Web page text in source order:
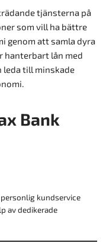
tjänsterna på
som vill ha bättre
genom att samla dyra
hanterbart lån med
leda till minskade
Bank
kundservice
av dedikerade